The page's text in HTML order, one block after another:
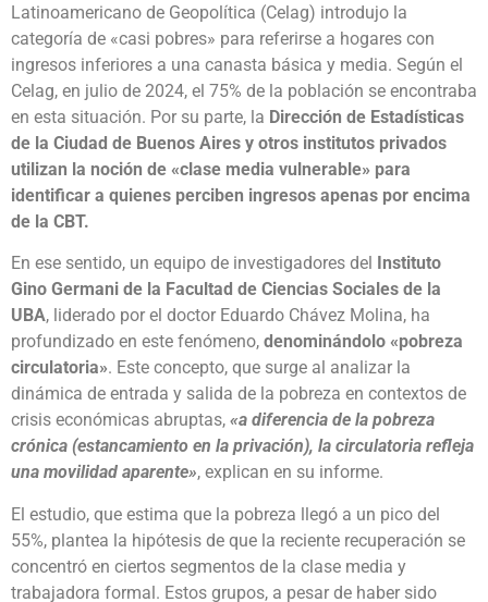
Latinoamericano de Geopolítica (Celag) introdujo la
categoría de «casi pobres» para referirse a hogares con
ingresos inferiores a una canasta básica y media. Según el
Celag, en julio de 2024, el 75% de la población se encontraba
en esta situación. Por su parte, la Dirección de Estadísticas
de la Ciudad de Buenos Aires y otros institutos privados
utilizan la noción de «clase media vulnerable» para
identificar a quienes perciben ingresos apenas por encima
de la CBT.
En ese sentido, un equipo de investigadores del
Instituto
Gino Germani de la Facultad de Ciencias Sociales de la
UBA, liderado por el doctor Eduardo Chávez Molina, ha
profundizado en este fenómeno, denominándolo «pobreza
circulatoria». Este concepto, que surge al analizar la
dinámica de entrada y salida de la pobreza en contextos de
crisis económicas abruptas, «a diferencia de la pobreza
crónica (estancamiento en la privación), la circulatoria refleja
una movilidad aparente», explican en su informe.
El estudio, que estima que la pobreza llegó a un pico del
55%, plantea la hipótesis de que la reciente recuperación se
concentró en ciertos segmentos de la clase media y
trabajadora formal. Estos grupos, a pesar de haber sido